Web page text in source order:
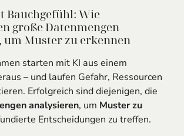
Bauchgefühl: Wie
große Datenmengen
um Muster zu erkennen
starten mit KI aus einem
– und laufen Gefahr, Ressourcen
Erfolgreich sind diejenigen, die
analysieren, um Muster zu
Entscheidungen zu treffen.